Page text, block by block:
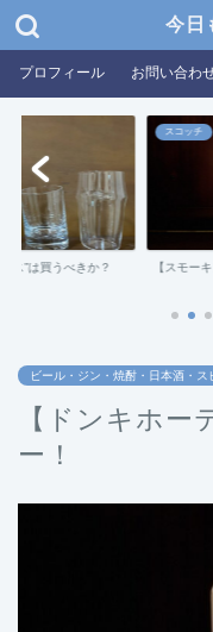
今日
プロフィール お問い合わ
ス”は買うべきか？
スコッチ
【スモー
ビール・ジン・焼酎・日本酒・ス
【ドンキホー
ー！